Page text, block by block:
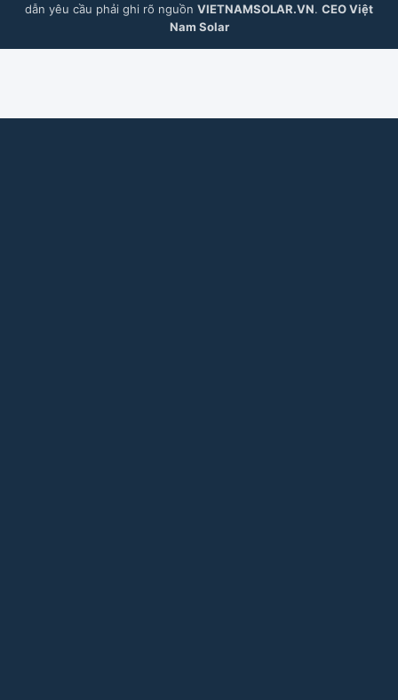
dẫn yêu cầu phải ghi rõ nguồn VIETNAMSOLAR.VN. CEO Việt
Nam Solar